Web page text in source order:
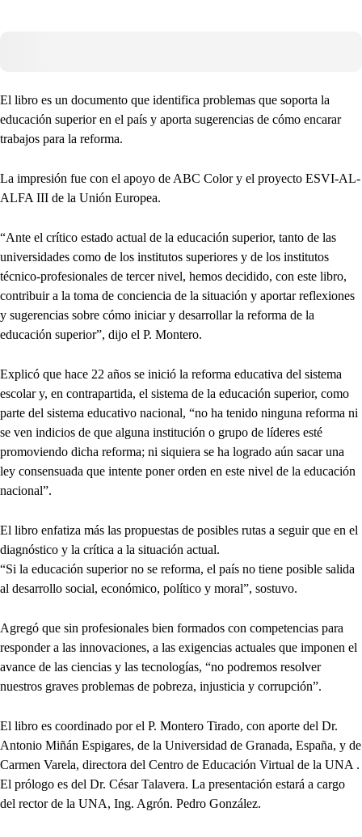
El libro es un documento que identifica problemas que soporta la
educación superior en el país y aporta sugerencias de cómo encarar
trabajos para la reforma.
La impresión fue con el apoyo de ABC Color y el proyecto ESVI-AL-
ALFA III de la Unión Europea.
“Ante el crítico estado actual de la educación superior, tanto de las
universidades como de los institutos superiores y de los institutos
técnico-profesionales de tercer nivel, hemos decidido, con este libro,
contribuir a la toma de conciencia de la situación y aportar reflexiones
y sugerencias sobre cómo iniciar y desarrollar la reforma de la
educación superior”, dijo el P. Montero.
Explicó que hace 22 años se inició la reforma educativa del sistema
escolar y, en contrapartida, el sistema de la educación superior, como
parte del sistema educativo nacional, “no ha tenido ninguna reforma ni
se ven indicios de que alguna institución o grupo de líderes esté
promoviendo dicha reforma; ni siquiera se ha logrado aún sacar una
ley consensuada que intente poner orden en este nivel de la educación
nacional”.
El libro enfatiza más las propuestas de posibles rutas a seguir que en el
diagnóstico y la crítica a la situación actual.
“Si la educación superior no se reforma, el país no tiene posible salida
al desarrollo social, económico, político y moral”, sostuvo.
Agregó que sin profesionales bien formados con competencias para
responder a las innovaciones, a las exigencias actuales que imponen el
avance de las ciencias y las tecnologías, “no podremos resolver
nuestros graves problemas de pobreza, injusticia y corrupción”.
El libro es coordinado por el P. Montero Tirado, con aporte del Dr.
Antonio Miñán Espigares, de la Universidad de Granada, España, y de
Carmen Varela, directora del Centro de Educación Virtual de la UNA .
El prólogo es del Dr. César Talavera. La presentación estará a cargo
del rector de la UNA, Ing. Agrón. Pedro González.